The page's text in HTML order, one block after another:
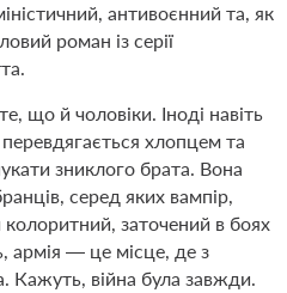
антивоєнний та, як
роман із серії
що й чоловіки. Іноді навіть
хлопцем та
зниклого брата. Вона
серед яких вампір,
заточений в боях
— це місце, де з
Кажуть, війна була завжди.